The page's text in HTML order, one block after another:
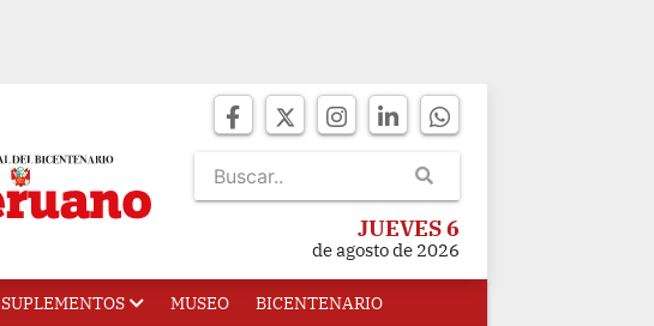
JUEVES 6
de agosto de 2026
SUPLEMENTOS MUSEO BICENTENARIO